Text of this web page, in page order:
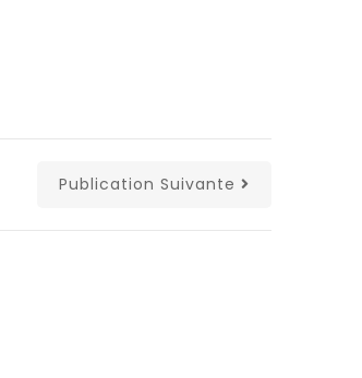
Publication Suivante